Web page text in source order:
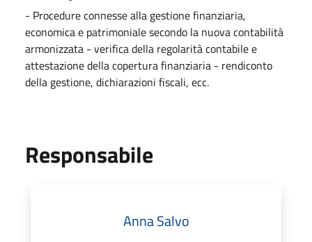
- Procedure connesse alla gestione finanziaria,
economica e patrimoniale secondo la nuova contabilità
armonizzata - verifica della regolarità contabile e
attestazione della copertura finanziaria - rendiconto
della gestione, dichiarazioni fiscali, ecc.
Responsabile
Anna Salvo